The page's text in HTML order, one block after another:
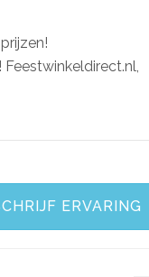
ERVARING